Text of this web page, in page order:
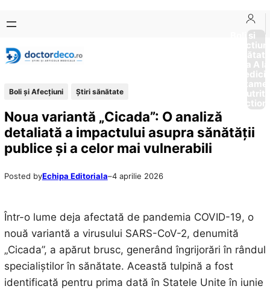
conținut
content
Boli si
Afectiuni
Sănătate
de la A
Boli și Afecțiuni Ştiri sănătate
Noua variantă „Cicada”: O analiză
detaliată a impactului asupra sănătății
publice și a celor mai vulnerabili
Posted byEchipa Editoriala–4 aprilie 2026
Într-o lume deja afectată de pandemia COVID-19, o
nouă variantă a virusului SARS-CoV-2, denumită
„Cicada”, a apărut brusc, generând îngrijorări în rândul
specialiștilor în sănătate. Această tulpină a fost
identificată pentru prima dată în Statele Unite în iunie